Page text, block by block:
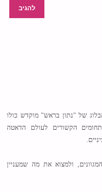
של "נתון בראש" מוקדש כולו
הקשורים לעולם הדאטה
ולמצוא את מה שמעניין